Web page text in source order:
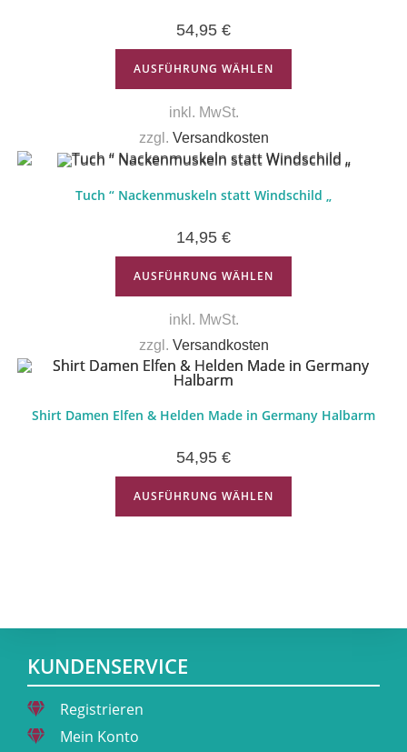
54,95 €
AUSFÜHRUNG WÄHLEN
inkl. MwSt.
zzgl. Versandkosten
Tuch “ Nackenmuskeln statt Windschild „
14,95 €
AUSFÜHRUNG WÄHLEN
inkl. MwSt.
zzgl. Versandkosten
Shirt Damen Elfen & Helden Made in Germany Halbarm
54,95 €
AUSFÜHRUNG WÄHLEN
KUNDENSERVICE
Registrieren
Mein Konto